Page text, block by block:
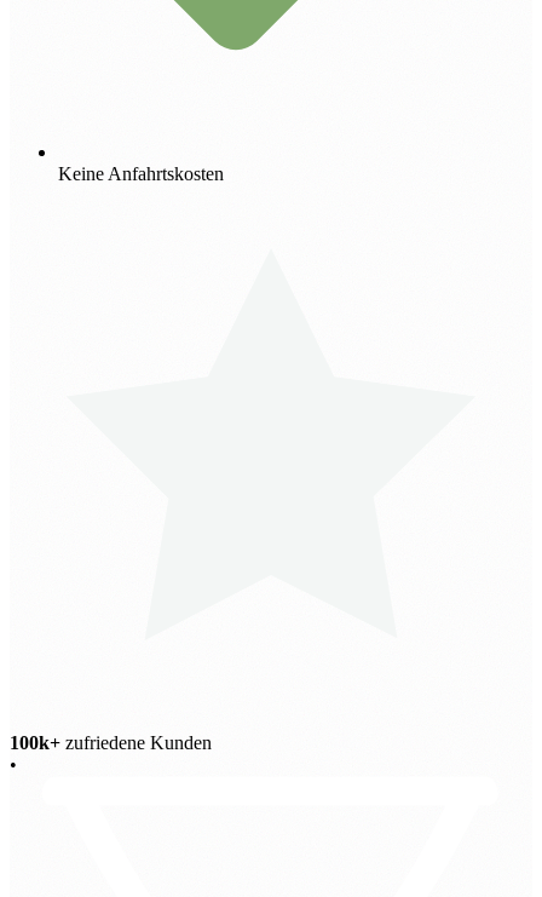
Keine Anfahrtskosten
100k+ zufriedene Kunden
•